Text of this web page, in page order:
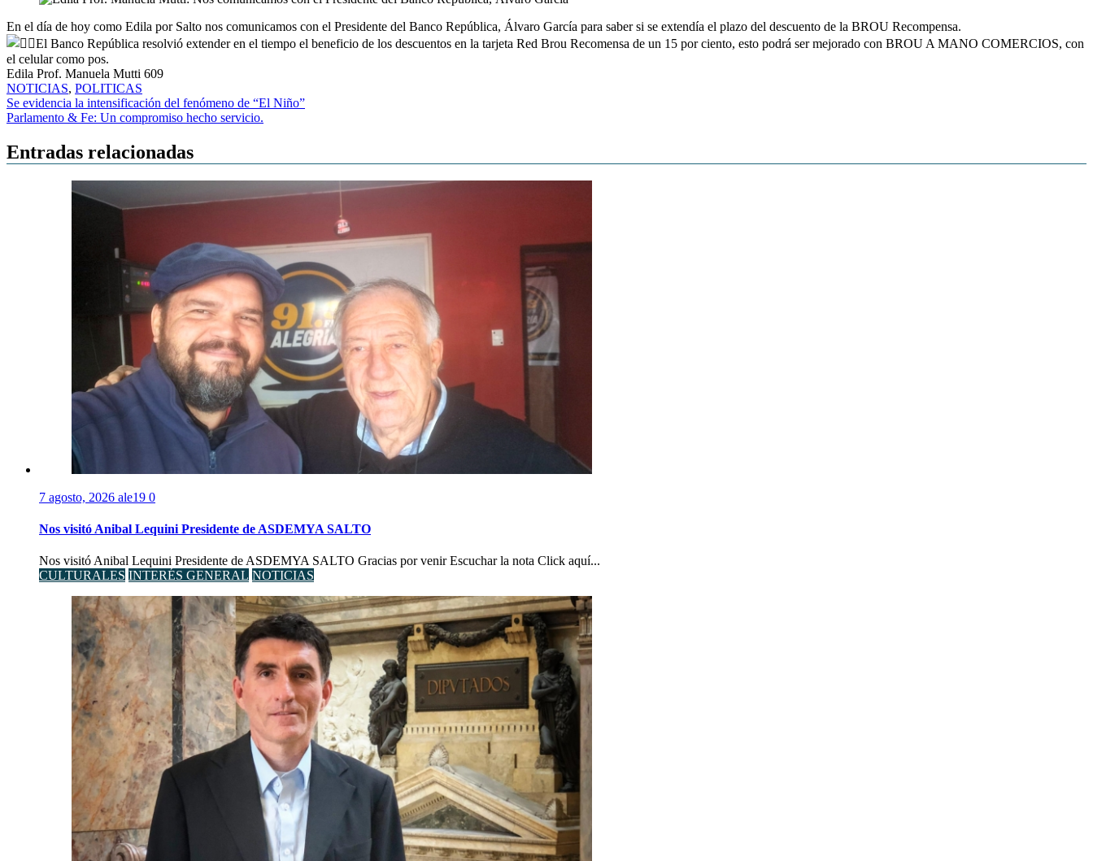
En el día de hoy como Edila por Salto nos comunicamos con el Presidente del Banco República, Álvaro García para saber si se extendía el plazo del descuento de la BROU Recompensa.
El Banco República resolvió extender en el tiempo el beneficio de los descuentos en la tarjeta Red Brou Recomensa de un 15 por ciento, esto podrá ser mejorado con BROU A MANO COMERCIOS, con
el celular como pos.
Edila Prof. Manuela Mutti 609
NOTICIAS, POLITICAS
Navegación
de
entradas
Se evidencia la intensificación del fenómeno de “El Niño”
Parlamento & Fe: Un compromiso hecho servicio.
Entradas relacionadas
7 agosto, 2026 ale19 0
Nos visitó Anibal Lequini Presidente de ASDEMYA SALTO
Nos visitó Anibal Lequini Presidente de ASDEMYA SALTO Gracias por venir Escuchar la nota Click aquí...
CULTURALES INTERÉS GENERAL NOTICIAS